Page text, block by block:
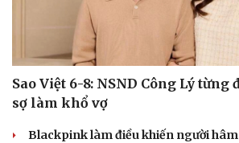
Dinh dưỡng - món ngon
Cây thuốc
Sản phụ khoa
Nhi khoa
Làm đẹp - giảm cân
Đời sống
Nhà đẹp
Blog
Tình
Sao Việt 6-8: NSND Công Lý
sợ làm khổ vợ
Blackpink làm điều khiến người